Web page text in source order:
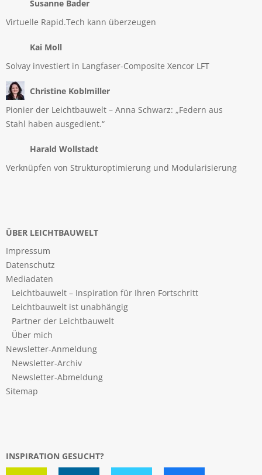
Susanne Bader
Virtuelle Rapid.Tech kann überzeugen
Kai Moll
Solvay investiert in Langfaser-Composite Xencor LFT
Christine Koblmiller
Pionier der Leichtbauwelt – Anna Schwarz: „Federn aus
Stahl haben ausgedient.“
Harald Wollstadt
Verknüpfen von Strukturoptimierung und Modularisierung
ÜBER LEICHTBAUWELT
Impressum
Datenschutz
Mediadaten
Leichtbauwelt – Inspiration für Ihren Fortschritt
Leichtbauwelt ist unabhängig
Partner der Leichtbauwelt
Über mich
Newsletter-Anmeldung
Newsletter-Archiv
Newsletter-Abmeldung
Sitemap
INSPIRATION GESUCHT?